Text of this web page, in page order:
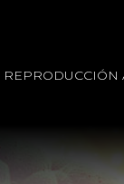
REPRODUCCIÓN